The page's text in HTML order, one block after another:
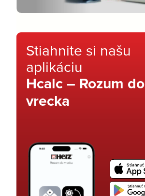
Stiahnite si našu
aplikáciu
Hcalc – Rozum do
vrecka